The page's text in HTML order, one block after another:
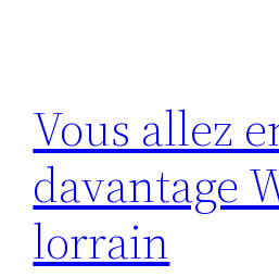
Vous allez
davantage
lorrain